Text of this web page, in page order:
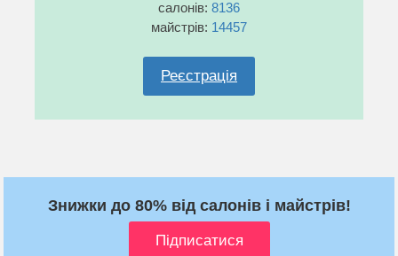
салонів: 8136
майстрів: 14457
Реєстрація
Знижки до 80% від салонів і майстрів!